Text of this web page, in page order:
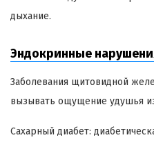
дыхание.
Эндокринные
Заболевания щитовидной
вызывать ощущение удушья
Сахарный диабет: